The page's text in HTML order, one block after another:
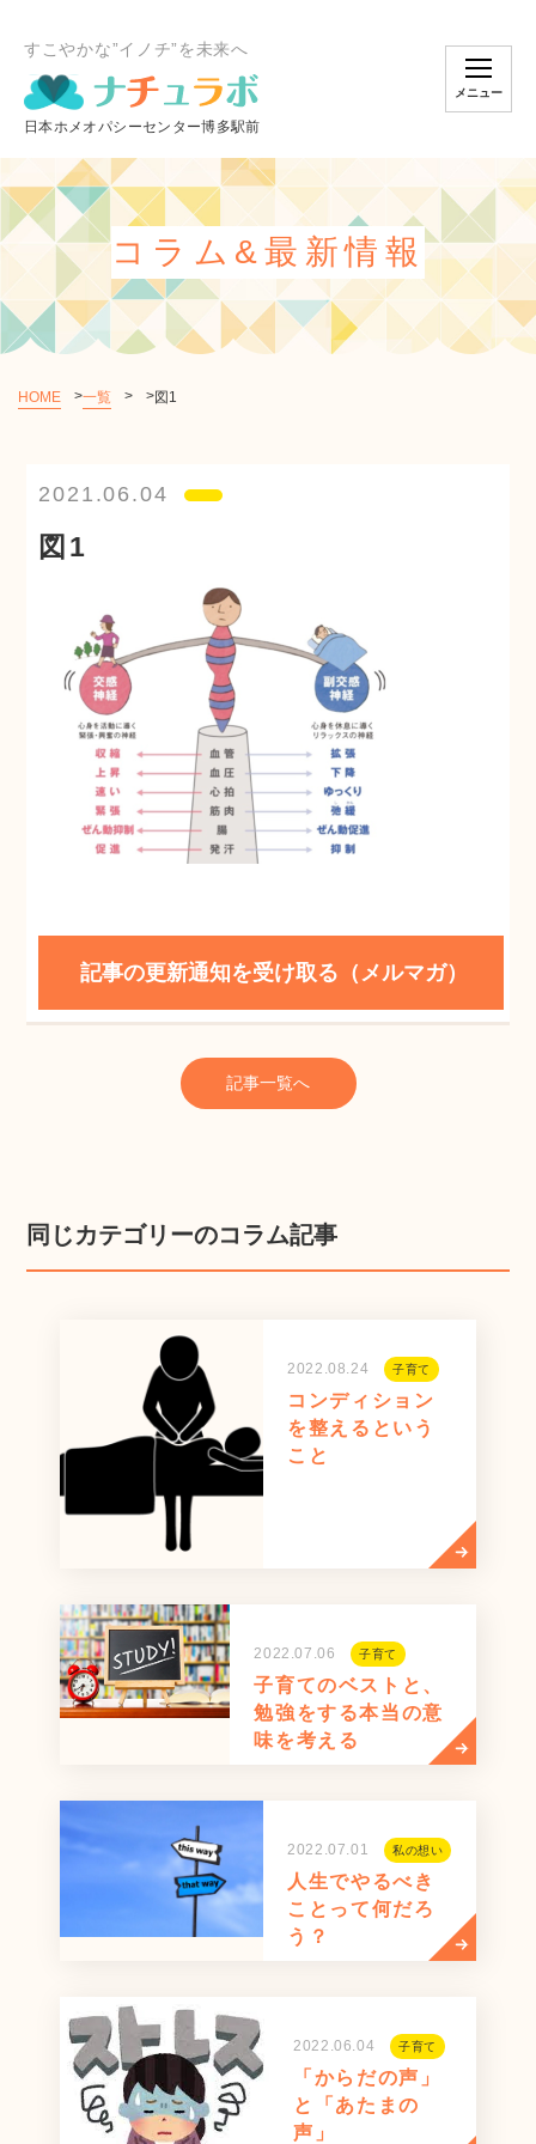
すこやかな”イノチ”を未来へ
オンラインスクール
自然派ママのコミュニティ
メニュー
コラム&最新情報
HOME 一覧 図1
2021.06.04
図1
記事の更新通知を受け取る（メルマガ）
記事一覧へ
同じカテゴリーのコラム記事
2022.08.24 子育て
コンディション
を整えるという
こと
2022.07.06 子育て
子育てのベストと、
勉強をする本当の意
味を考える
2022.07.01 私の想い
人生でやるべき
ことって何だろ
う？
2022.06.04 子育て
「からだの声」
と「あたまの
声」